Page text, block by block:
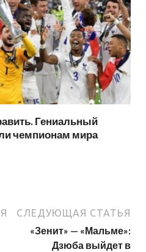
Гениальный
чемпионам мира
СЛЕДУЮЩАЯ СТАТЬЯ
«Зенит» — «Мальме»:
Дзюба выйдет в